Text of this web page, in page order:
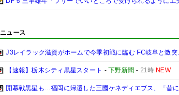
ニュース
J3レイラック滋賀がホームで今季初戦に臨む FC岐阜と激
【速報】栃木シティ黒星スタート -下野新聞 - 21時 NEW
開幕戦黒星も…福岡に帰還した三國ケネディエブス、「昔